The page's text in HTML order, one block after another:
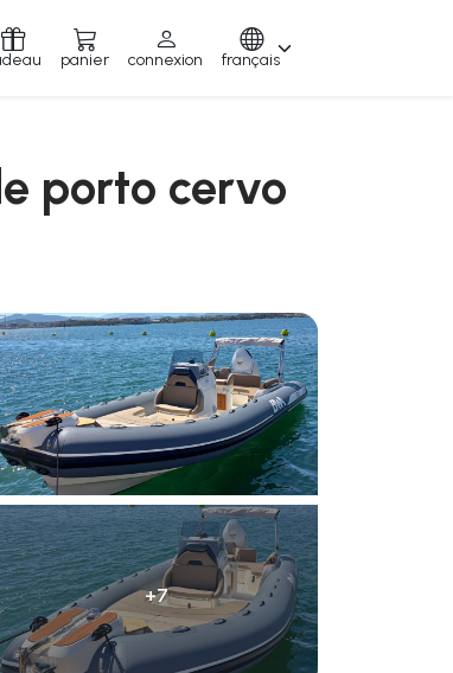
panier connexion français
porto cervo
+7